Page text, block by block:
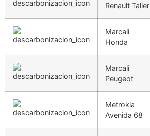
Renault Taller
Marcali
Honda
Marcali
Peugeot
Metrokia
Avenida 68